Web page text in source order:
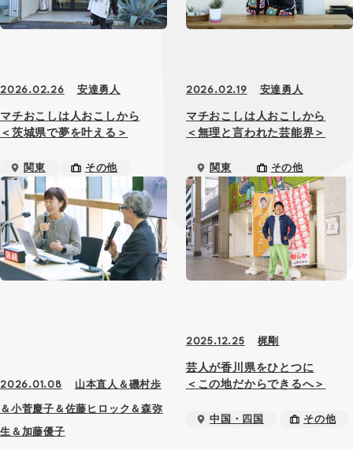
2026.02.26 安達勇人
マチおこしは人おこしから
＜茨城県で夢を叶える＞
関東 その他
2026.02.19 安達勇人
マチおこしは人おこしから
＜無理と言われた芸能界＞
関東 その他
2026.01.08 山本直人＆磯村歩
＆小菅慶子＆佐藤ヒロック＆森弥
生＆加藤優子
2025.12.25 梶剛
芸人が香川県をひとつに
＜この地だからできるへ＞
中国・四国 その他